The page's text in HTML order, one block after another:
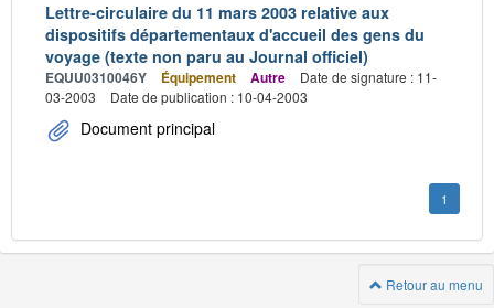
Lettre-circulaire du 11 mars 2003 relative aux
dispositifs départementaux d'accueil des gens du
voyage (texte non paru au Journal officiel)
EQUU0310046Y Équipement Autre
Date de signature : 11-
03-2003
Date de publication : 10-04-2003
Document principal
1
Retour au menu